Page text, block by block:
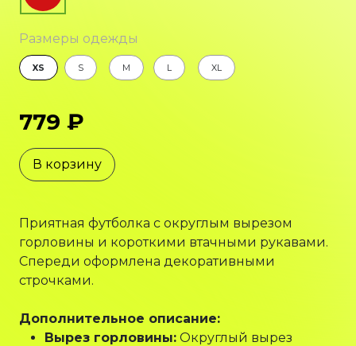
Размеры одежды
XS S M L XL
779 ₽
В корзину
Приятная футболка с округлым вырезом
горловины и короткими втачными рукавами.
Спереди оформлена декоративными
строчками.
Дополнительное описание:
Вырез горловины: Округлый вырез